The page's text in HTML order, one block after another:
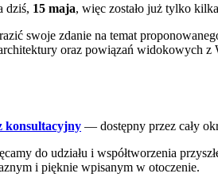
dziś, 15 maja, więc zostało już tylko
swoje zdanie na temat
oraz powiązań widokowych
konsultacyjny — dostępny przez cały
do udziału i współtworzenia
i pięknie wpisanym w otoczenie.